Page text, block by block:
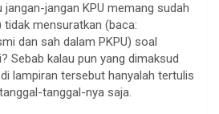
jangan KPU memang sudah
tidak mensuratkan (baca:
dan sah dalam PKPU) soal
Sebab kalau pun yang dimaksud
lampiran tersebut hanyalah tertulis
tanggal-nya saja.